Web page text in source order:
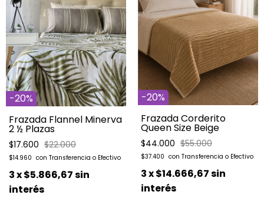
-20%
Frazada Flannel Minerva
2 ½ Plazas
$17.600 $22.000
$14.960
3x$5.866,67sin
interés
-20%
Frazada Corderito
Queen Size Beige
$44.000 $55.000
$37.400
3x$14.666,67sin
interés